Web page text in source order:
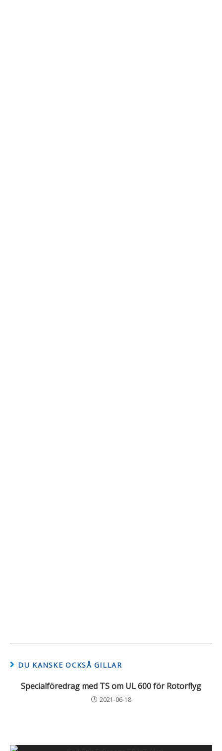
DU KANSKE OCKSÅ GILLAR
Specialföredrag med TS om UL 600 för Rotorflyg
2021-06-18